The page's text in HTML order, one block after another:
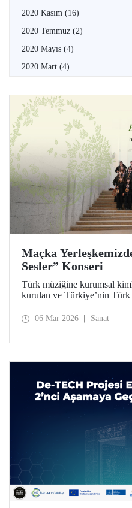
2020 Kasım (16)
2020 Temmuz (2)
2020 Mayıs (4)
2020 Mart (4)
Maçka
Sesler” Konseri
Türk müziğine kurumsal
kurulan ve Türkiye’nin
Konservatuarı, ikinci yarım
06 Mar 2026 Sanat